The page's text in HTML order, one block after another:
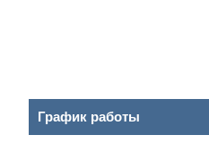
График работы